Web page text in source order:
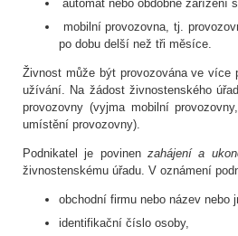
automat nebo obdobné zařízení
mobilní provozovna, tj.
po dobu delší než tři měsíce.
Živnost může být provozována ve více
užívání. Na žádost živnostenského
provozovny (vyjma mobilní
umístění provozovny).
Podnikatel je povinenzahájení a
živnostenskému úřadu. V oznámení
obchodní firmu nebo název nebo
identifikační číslo osoby,